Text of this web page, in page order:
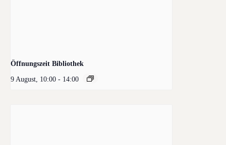
Öffnungszeit Bibliothek
9 August, 10:00 - 14:00